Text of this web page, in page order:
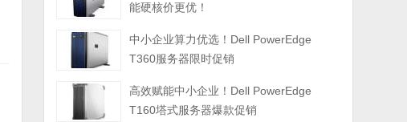
能硬核价更优！
中小企业算力优选！Dell PowerEdge
T360服务器限时促销
高效赋能中小企业！Dell PowerEdge
T160塔式服务器爆款促销